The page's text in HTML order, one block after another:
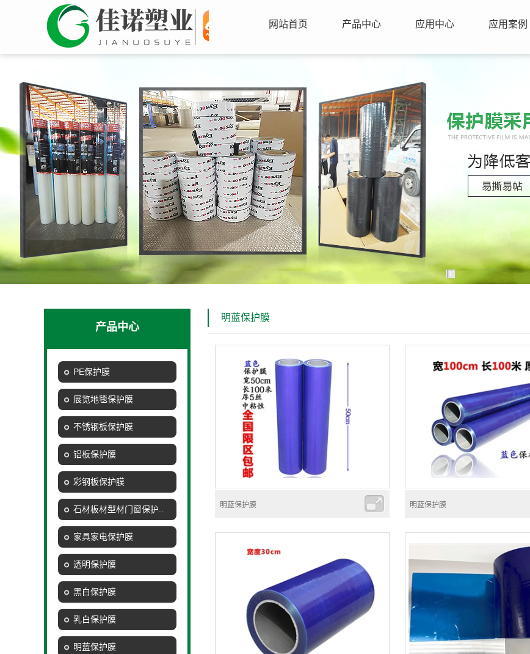
网站首页 产品中心 应用中心 应用案例
产品中心
PE保护膜
展览地毯保护膜
不锈钢板保护膜
铝板保护膜
彩钢板保护膜
石材板材型材门窗保护..
家具家电保护膜
透明保护膜
黑白保护膜
乳白保护膜
明蓝保护膜
明蓝保护膜
明蓝保护膜 明蓝保护膜